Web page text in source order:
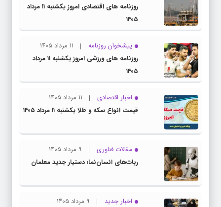
روزنامه های اقتصادی امروز یکشنبه ۱۱ مرداد
۱۴۰۵
پیشخوان روزنامه
۱۱ مرداد ۱۴۰۵
روزنامه های ورزشی امروز یکشنبه ۱۱ مرداد
۱۴۰۵
اخبار اقتصادی
۱۱ مرداد ۱۴۰۵
قیمت انواع سکه و طلا یکشنبه ۱۱ مرداد ۱۴۰۵
مقالات فناوری
۹ مرداد ۱۴۰۵
ربات‌های انسان‌نما؛ دستیار جدید معلمان
اخبار جدید
۹ مرداد ۱۴۰۵